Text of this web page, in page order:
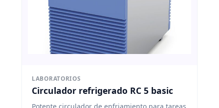
LABORATORIOS
Circulador refrigerado RC 5 basic